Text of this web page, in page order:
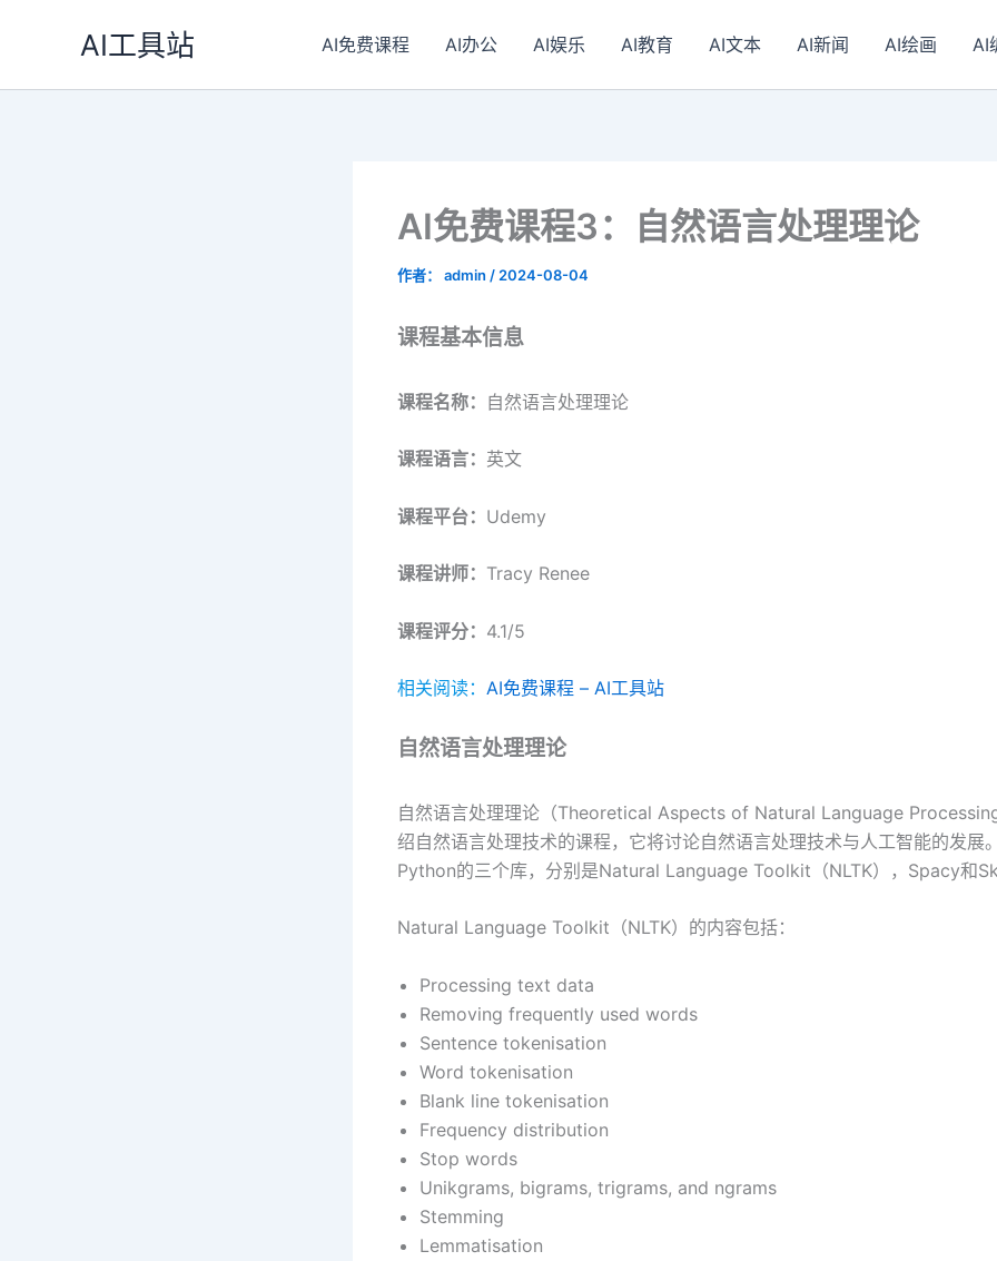
AI工具站 AI免费课程 AI办公 AI娱乐 AI教育 AI文本 AI新闻 AI绘画 AI
AI免费课程3：自然语言处理理论
作者： admin / 2024-08-04
课程基本信息
课程名称： 自然语言处理理论
课程语言： 英文
课程平台： Udemy
课程讲师： Tracy Renee
课程评分： 4.1/5
相关阅读： AI免费课程 – AI工具站
自然语言处理理论
自然语言处理理论（Theoretical Aspects of Natural Language
绍自然语言处理技术的课程，它将讨论自然语言处理技术与人工智能的发展
Python的三个库，分别是Natural Language Toolkit（NLTK），Spacy和
Natural Language Toolkit（NLTK）的内容包括：
Processing text data
Removing frequently used words
Sentence tokenisation
Word tokenisation
Blank line tokenisation
Frequency distribution
Stop words
Unikgrams, bigrams, trigrams, and ngrams
Stemming
Lemmatisation